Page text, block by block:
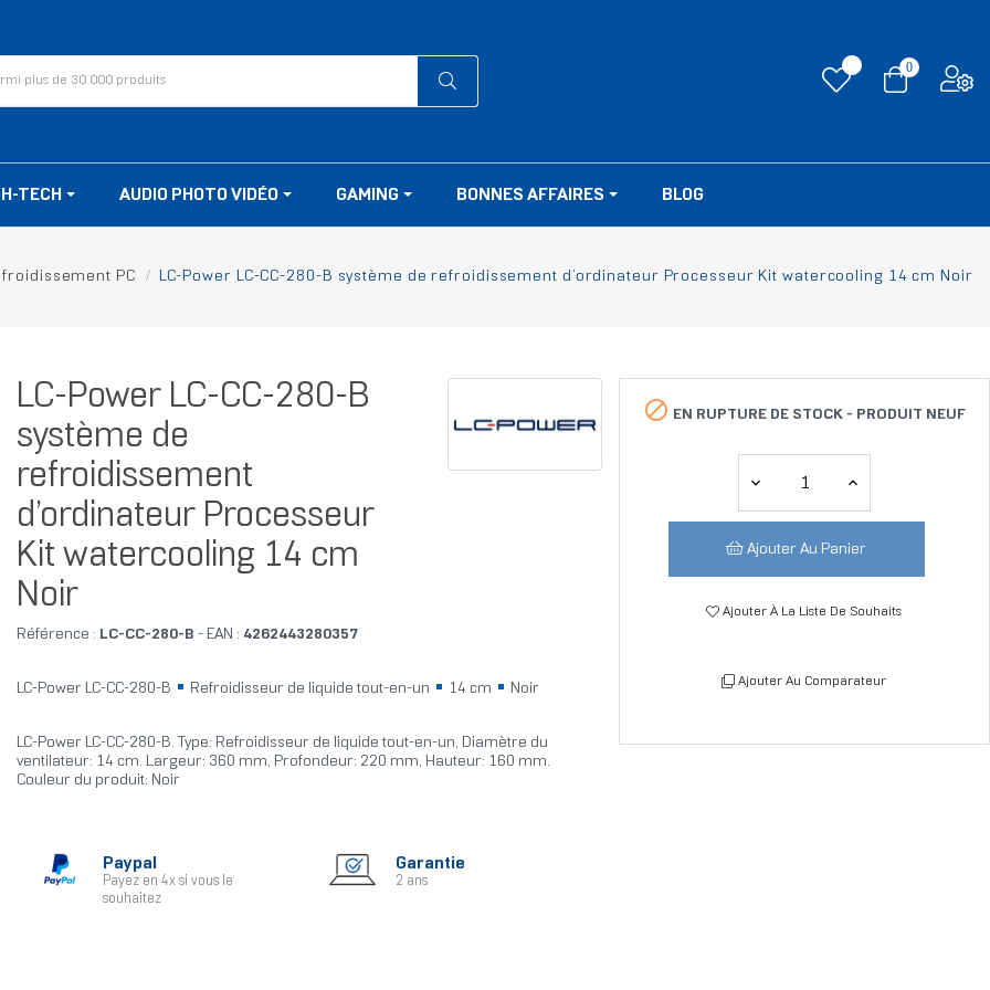
0
TECH AUDIO PHOTO VIDÉO GAMING BONNES AFFAIRES BLOG
PC LC-Power LC-CC-280-B système de refroidissement d’ordinateur Processeur Kit watercooling 14 cm Noir
LC-Power LC-CC-280-B
système de
refroidissement
d’ordinateur Processeur
Kit watercooling 14 cm
Noir
Référence : LC-CC-280-B - EAN : 4262443280357
LC-Power LC-CC-280-B Refroidisseur de liquide tout-en-un 14 cm Noir
LC-Power LC-CC-280-B. Type: Refroidisseur de liquide tout-en-un, Diamètre du
ventilateur: 14 cm. Largeur: 360 mm, Profondeur: 220 mm, Hauteur: 160 mm.
Couleur du produit: Noir
Paypal
Payez en 4x si vous le
souhaitez
Garantie
2 ans
 EN RUPTURE DE STOCK - PRODUIT NEUF
Ajouter Au Panier
Ajouter À La Liste De Souhaits
Ajouter Au Comparateur